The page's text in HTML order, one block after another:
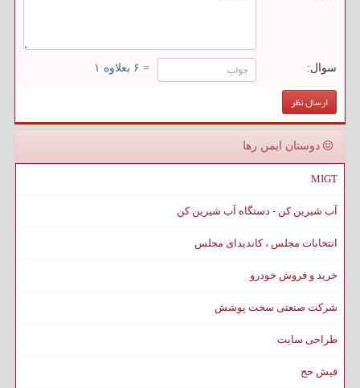
سوال: = ۶ بعلاوه ۱
دوستان ایمن رها
MIGT
آب شیرین کن - دستگاه آب شیرین کن
انتخابات مجلس ، کاندیدای مجلس
خرید و فروش خودرو
شرکت صنعتی سخت پوشش
طراحی سایت
فیش حج